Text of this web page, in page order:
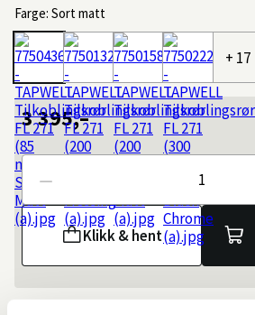
Farge: Sort matt
+ 17
3 395,–
Antall
Klikk & hent